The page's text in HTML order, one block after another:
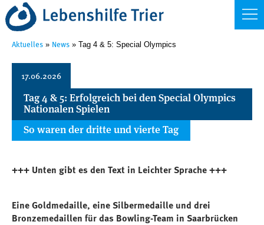
Aktuelles » News » Tag 4 & 5: Special Olympics
17.06.2026
Tag 4 & 5: Erfolgreich bei den Special Olympics
Nationalen Spielen
So waren der dritte und vierte Tag
+++ Unten gibt es den Text in Leichter Sprache +++
Eine Goldmedaille, eine Silbermedaille und drei
Bronzemedaillen für das Bowling-Team in Saarbrücken